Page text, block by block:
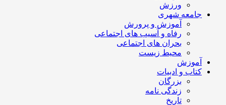
تهران
ورزش
جامعه شهری
آموزش و پرورش
رفاه و آسیب های اجتماعی
بحران های اجتماعی
محیط زیست
آموزش
کتاب و ادبیات
بزرگان
زندگی نامه
تاریخ